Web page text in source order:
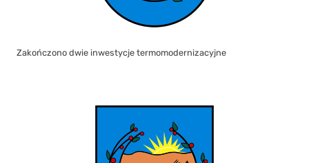
Zakończono dwie inwestycje termomodernizacyjne